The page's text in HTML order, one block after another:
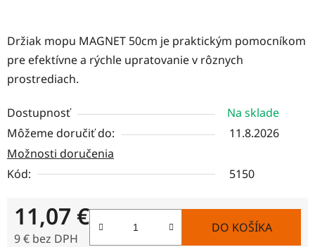
Držiak mopu MAGNET 50cm je praktickým pomocníkom
pre efektívne a rýchle upratovanie v rôznych
prostrediach.
Dostupnosť
Na sklade
Môžeme doručiť do:
11.8.2026
Možnosti doručenia
Kód:
5150
11,07 €
9 € bez DPH
DO KOŠÍKA